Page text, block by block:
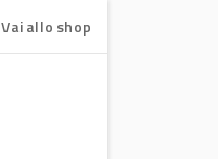
Vai allo shop